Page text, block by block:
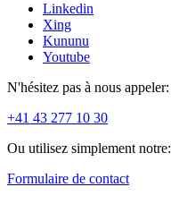
Linkedin
Xing
Kununu
Youtube
N'hésitez pas à nous appeler:
+41 43 277 10 30
Ou utilisez simplement notre:
Formulaire de contact